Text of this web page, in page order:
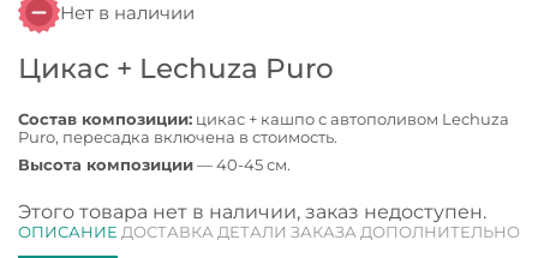
Нет в наличии
Цикас + Lechuza Puro
Состав композиции: цикас + кашпо с автополивом Lechuza
Puro, пересадка включена в стоимость.
Высота композиции— 40-45 см.
Этого товара нет в наличии, заказ недоступен.
ОПИСАНИЕ ДОСТАВКА ДЕТАЛИ ЗАКАЗА ДОПОЛНИТЕЛЬНО